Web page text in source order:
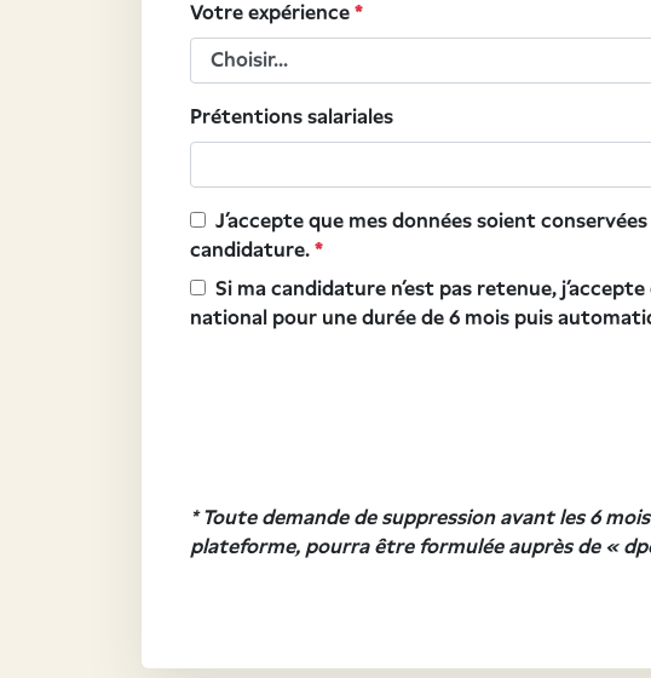
Votre expérience *
Prétentions salariales
J’accepte que mes données soient
candidature. *
Si ma candidature n’est pas retenue,
national pour une durée de 6 mois puis
* Toute demande de suppression avant les 6
plateforme, pourra être formulée auprès de «